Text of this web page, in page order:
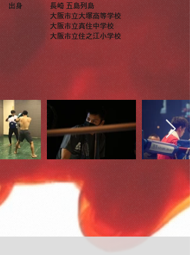
出身
長崎 五島列島
大阪市立大塚高等学校
大阪市立真住中学校
大阪市立住之江小学校